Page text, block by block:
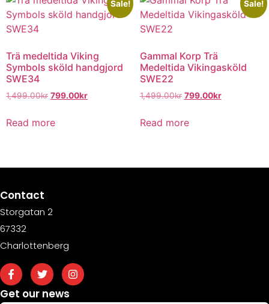
Sale!
Trä medeltida Viking
Symbols sköld handgjord
SWE34
1,499.00kr 799.00kr
Read more
Sale!
Gammal Korp Trä
Medeltida Vikingasköld
SWE22
1,499.00kr 799.00kr
Read more
Contact
Storgatan 2
67332
Charlottenberg
Get our news